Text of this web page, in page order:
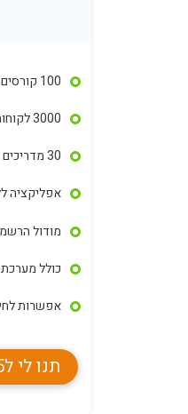
100 קורסים
3000 לקוחות
30 מדריכים
אפליקציה
מודול
כולל
אפשרות
תנו לי ל15 יום חינם